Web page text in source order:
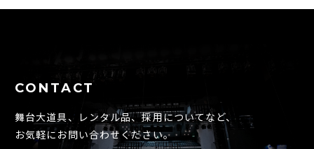
CONTACT
舞台大道具、レンタル品、採用についてなど、
お気軽にお問い合わせください。